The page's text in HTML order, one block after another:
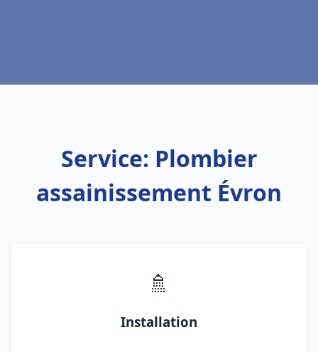
Service: Plombier
assainissement Évron
🚿
Installation